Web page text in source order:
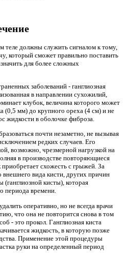
должны служить сигналом к ​​тому,
который сможет правильно поставить
для более сложных
заболеваний - ганглиозная
в направлении сухожилий,
клубок, величина которого может
(0,5 мм) до крупного ореха (4 см) и не
жидкости в оболочке фиброза.
почти незаметно, не вызывая
редких случаев. Его
возможно, чрезмерной нагрузкой на
в производстве повторяющиеся
схожесть с грыжей. За
внешнего вида кисти, других причин
кисты), которая
периода времени.
оперативно, но не всегда врачи
что она не повторится снова в том
- это прокол. Ганглиозная киста
жидкость, в которую позже
Применение этой процедуры
руки на определенный период